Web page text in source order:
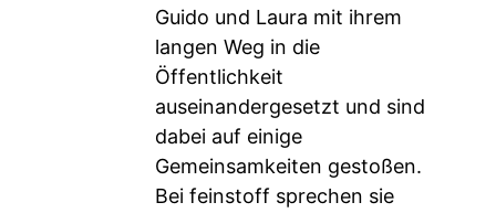
Guido und Laura mit ihrem
langen Weg in die
Öffentlichkeit
auseinandergesetzt und sind
dabei auf einige
Gemeinsamkeiten gestoßen.
Bei feinstoff sprechen sie